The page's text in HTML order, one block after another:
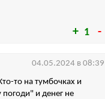
1
то на тумбочках и
и денег не
04.05.2024 в 08:39